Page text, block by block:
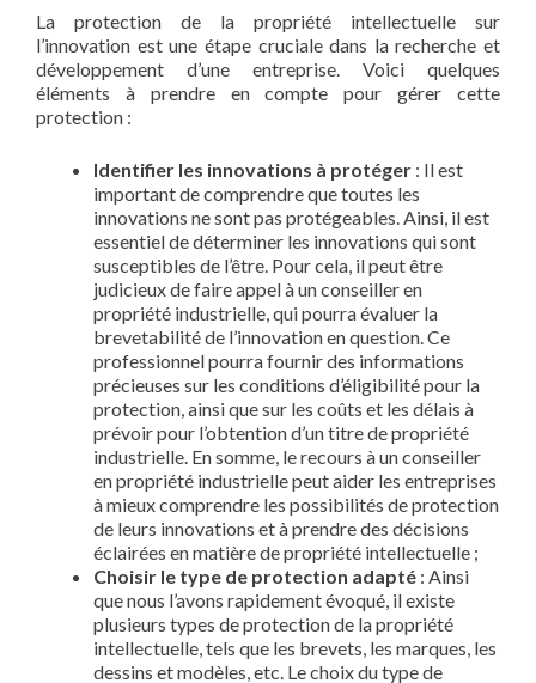
La protection de la propriété intellectuelle sur
l’innovation est une étape cruciale dans la recherche et
développement d’une entreprise. Voici quelques
éléments à prendre en compte pour gérer cette
protection :
Identifier les innovations à protéger : Il est
important de comprendre que toutes les
innovations ne sont pas protégeables. Ainsi, il est
essentiel de déterminer les innovations qui sont
susceptibles de l’être. Pour cela, il peut être
judicieux de faire appel à un conseiller en
propriété industrielle, qui pourra évaluer la
brevetabilité de l’innovation en question. Ce
professionnel pourra fournir des informations
précieuses sur les conditions d’éligibilité pour la
protection, ainsi que sur les coûts et les délais à
prévoir pour l’obtention d’un titre de propriété
industrielle. En somme, le recours à un conseiller
en propriété industrielle peut aider les entreprises
à mieux comprendre les possibilités de protection
de leurs innovations et à prendre des décisions
éclairées en matière de propriété intellectuelle ;
Choisir le type de protection adapté : Ainsi
que nous l’avons rapidement évoqué, il existe
plusieurs types de protection de la propriété
intellectuelle, tels que les brevets, les marques, les
dessins et modèles, etc. Le choix du type de